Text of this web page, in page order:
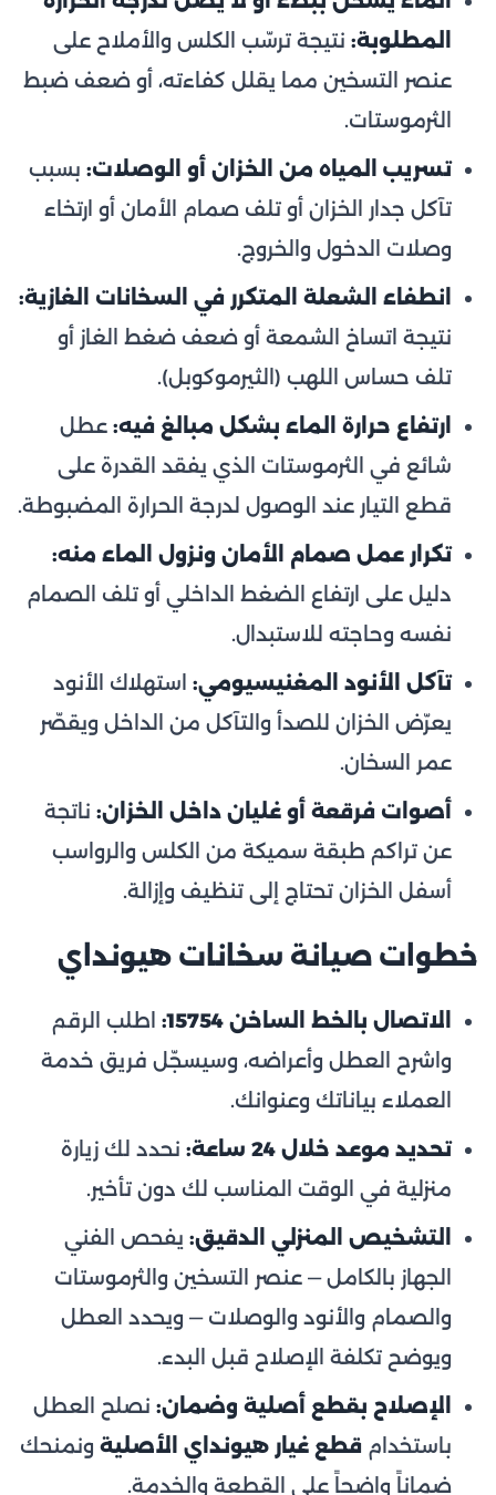
المطلوبة: نتيجة ترسّب الكلس والأملاح على
عنصر التسخين مما يقلل كفاءته، أو ضعف ضبط
الثرموستات.
تسريب المياه من الخزان أو الوصلات: بسبب
تآكل جدار الخزان أو تلف صمام الأمان أو ارتخاء
وصلات الدخول والخروج.
انطفاء الشعلة المتكرر في السخانات الغازية:
نتيجة اتساخ الشمعة أو ضعف ضغط الغاز أو
تلف حساس اللهب (الثيرموكوبل).
ارتفاع حرارة الماء بشكل مبالغ فيه: عطل
شائع في الثرموستات الذي يفقد القدرة على
قطع التيار عند الوصول لدرجة الحرارة المضبوطة.
تكرار عمل صمام الأمان ونزول الماء منه:
دليل على ارتفاع الضغط الداخلي أو تلف الصمام
نفسه وحاجته للاستبدال.
تآكل الأنود المغنيسيومي: استهلاك الأنود
يعرّض الخزان للصدأ والتآكل من الداخل ويقصّر
عمر السخان.
أصوات فرقعة أو غليان داخل الخزان: ناتجة
عن تراكم طبقة سميكة من الكلس والرواسب
أسفل الخزان تحتاج إلى تنظيف وإزالة.
خطوات صيانة سخانات هيونداي
الاتصال بالخط الساخن 15754:
اطلب الرقم
واشرح العطل وأعراضه، وسيسجّل فريق خدمة
العملاء بياناتك وعنوانك.
تحديد موعد خلال 24 ساعة:
نحدد لك زيارة
منزلية في الوقت المناسب لك دون تأخير.
التشخيص المنزلي الدقيق: يفحص الفني
الجهاز بالكامل — عنصر التسخين والثرموستات
والصمام والأنود والوصلات — ويحدد العطل
ويوضح تكلفة الإصلاح قبل البدء.
الإصلاح بقطع أصلية وضمان: نصلح العطل
باستخدام قطع غيار هيونداي الأصلية ونمنحك
ضماناً واضحاً على القطعة والخدمة.